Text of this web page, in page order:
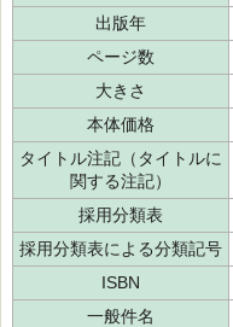
出版年
ページ数
大きさ
本体価格
タイトル注記（タイトルに
関する注記）
採用分類表
採用分類表による分類記号
ISBN
一般件名